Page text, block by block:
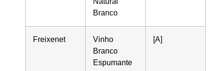
Branco
Freixenet
Vinho
Branco
Espumante
[A]